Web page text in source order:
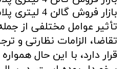
بازار فروش
تأثیر عوامل مختلفی از
تقاضا، الزامات نظارتی و
قرار دارد، با این حال